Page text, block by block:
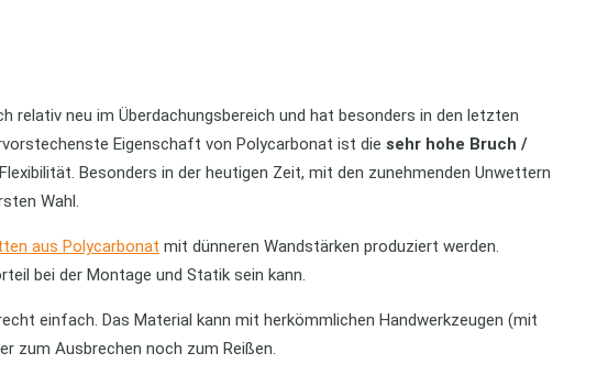
neu im Überdachungsbereich und hat besonders in den letzten
Eigenschaft von Polycarbonat ist diesehr hohe Bruch /
Besonders in der heutigen Zeit, mit den zunehmenden Unwettern
Wahl.
aus Polycarbonat mit dünneren Wandstärken produziert werden.
bei der Montage und Statik sein kann.
einfach. Das Material kann mit herkömmlichen Handwerkzeugen (mit
zum Ausbrechen noch zum Reißen.